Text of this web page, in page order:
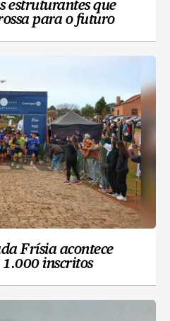
estruturantes que
para o futuro
Frísia acontece
1.000 inscritos